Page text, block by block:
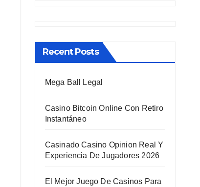
Recent Posts
Mega Ball Legal
Casino Bitcoin Online Con Retiro
Instantáneo
Casinado Casino Opinion Real Y
Experiencia De Jugadores 2026
El Mejor Juego De Casinos Para